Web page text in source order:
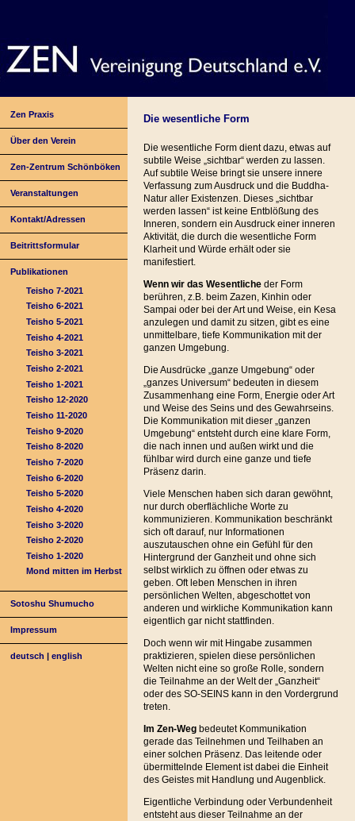
Zen Praxis
Über den Verein
Zen-Zentrum Schönböken
Veranstaltungen
Kontakt/Adressen
Beitrittsformular
Publikationen
Teisho 7-2021
Teisho 6-2021
Teisho 5-2021
Teisho 4-2021
Teisho 3-2021
Teisho 2-2021
Teisho 1-2021
Teisho 12-2020
Teisho 11-2020
Teisho 9-2020
Teisho 8-2020
Teisho 7-2020
Teisho 6-2020
Teisho 5-2020
Teisho 4-2020
Teisho 3-2020
Teisho 2-2020
Teisho 1-2020
Mond mitten im Herbst
Sotoshu Shumucho
Impressum
deutsch |english
Die wesentliche Form
Die wesentliche Form dient dazu, etwas auf
subtile Weise „sichtbar“ werden zu lassen.
Auf subtile Weise bringt sie unsere innere
Verfassung zum Ausdruck und die Buddha-
Natur aller Existenzen. Dieses „sichtbar
werden lassen“ ist keine Entblößung des
Inneren, sondern ein Ausdruck einer inneren
Aktivität, die durch die wesentliche Form
Klarheit und Würde erhält oder sie
manifestiert.
Wenn wir das Wesentlicheder Form
berühren, z.B. beim Zazen, Kinhin oder
Sampai oder bei der Art und Weise, ein Kesa
anzulegen und damit zu sitzen, gibt es eine
unmittelbare, tiefe Kommunikation mit der
ganzen Umgebung.
Die Ausdrücke „ganze Umgebung“ oder
„ganzes Universum“ bedeuten in diesem
Zusammenhang eine Form, Energie oder Art
und Weise des Seins und des Gewahrseins.
Die Kommunikation mit dieser „ganzen
Umgebung“ entsteht durch eine klare Form,
die nach innen und außen wirkt und die
fühlbar wird durch eine ganze und tiefe
Präsenz darin.
Viele Menschen haben sich daran gewöhnt,
nur durch oberflächliche Worte zu
kommunizieren. Kommunikation beschränkt
sich oft darauf, nur Informationen
auszutauschen ohne ein Gefühl für den
Hintergrund der Ganzheit und ohne sich
selbst wirklich zu öffnen oder etwas zu
geben. Oft leben Menschen in ihren
persönlichen Welten, abgeschottet von
anderen und wirkliche Kommunikation kann
eigentlich gar nicht stattfinden.
Doch wenn wir mit Hingabe zusammen
praktizieren, spielen diese persönlichen
Welten nicht eine so große Rolle, sondern
die Teilnahme an der Welt der „Ganzheit“
oder des SO-SEINS kann in den Vordergrund
treten.
Im Zen-Wegbedeutet Kommunikation
gerade das Teilnehmen und Teilhaben an
einer solchen Präsenz. Das leitende oder
übermittelnde Element ist dabei die Einheit
des Geistes mit Handlung und Augenblick.
Eigentliche Verbindung oder Verbundenheit
entsteht aus dieser Teilnahme an der